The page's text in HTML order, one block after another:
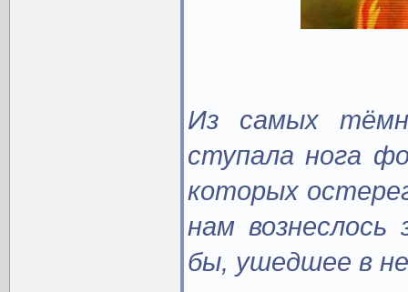
Из самых
ступала нога
которых
нам вознеслось
бы, ушедшее в